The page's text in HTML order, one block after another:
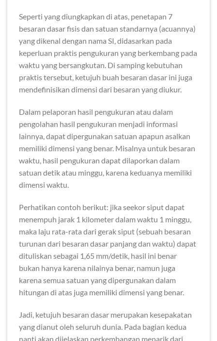
Seperti yang diungkapkan di atas, penetapan 7
besaran dasar fisis dan satuan standarnya (acuannya)
yang dikenal dengan nama SI, didasarkan pada
keperluan praktis pengukuran yang berkembang pada
waktu yang bersangkutan. Di samping kebutuhan
praktis tersebut, ketujuh buah besaran dasar ini juga
mendefinisikan dimensi dari besaran yang diukur.
Dalam pelaporan hasil pengukuran atau dalam
pengolahan hasil pengukuran menjadi informasi
lainnya, dapat dipergunakan satuan apapun asalkan
memiliki dimensi yang benar. Misalnya untuk besaran
waktu, hasil pengukuran dapat dilaporkan dalam
satuan detik atau minggu, karena keduanya memiliki
dimensi waktu.
Perhatikan contoh berikut: jika seekor siput dapat
menempuh jarak 1 kilometer dalam waktu 1 minggu,
maka laju rata-rata dari gerak siput (sebuah besaran
turunan dari besaran dasar panjang dan waktu) dapat
dituliskan sebagai 1,65 mm/detik, hasil ini benar
bukan hanya karena nilainya benar, namun juga
karena semua satuan yang dipergunakan dalam
hitungan di atas juga memiliki dimensi yang benar.
Jadi, ketujuh besaran dasar merupakan kesepakatan
yang dianut oleh seluruh dunia. Pada bagian kedua
nanti akan dijelaskan perkembangan menarik dari